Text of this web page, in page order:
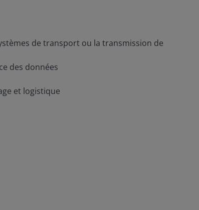
de transport ou la transmission de
des données
et logistique